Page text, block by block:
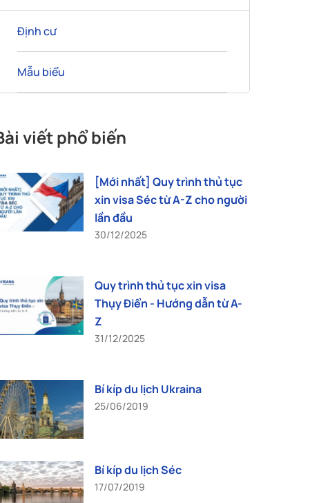
Định cư
Mẫu biểu
viết phổ biến
[Mới nhất] Quy trình thủ tục
xin visa Séc từ A-Z cho người
lần đầu
30/12/2025
Quy trình thủ tục xin visa
Thụy Điển - Hướng dẫn từ A-
Z
31/12/2025
Bí kíp du lịch Ukraina
25/06/2019
Bí kíp du lịch Séc
17/07/2019